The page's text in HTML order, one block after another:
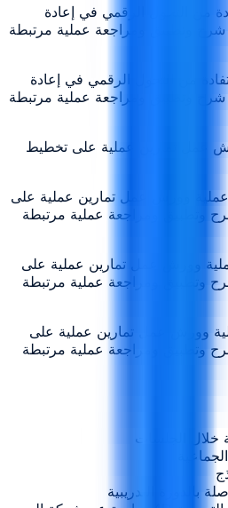
من التحول الرقمي في إعادة
شرح وتطبيق ومراجعة عملية مرتبطة
من التحول الرقمي في إعادة
شرح وتطبيق ومراجعة عملية مرتبطة
وورش عمل تمارين عملية على تخطيط
عملية وورش عمل تمارين عملية على
وتطبيق ومراجعة عملية مرتبطة
وورش عمل تمارين عملية على
وتطبيق ومراجعة عملية مرتبطة
وورش عمل تمارين عملية على
وتطبيق ومراجعة عملية مرتبطة
خلال الجلسات
بالدورة التدريبية